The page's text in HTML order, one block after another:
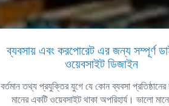
ব্যবসায় এবং করপোরেট এর জন্য সম্পূর্ণ
ওয়েবসাইট ডিজাইন
বর্তমান তথ্য প্রযুক্তির যুগে যে কোন ব্যবসা
মানের একটি ওয়েবসাইট থাকা অপরিহার্য। ভালো